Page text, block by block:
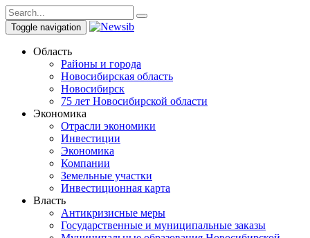
Toggle navigation
Область
Районы и города
Новосибирская область
Новосибирск
75 лет Новосибирской области
Экономика
Отрасли экономики
Инвестиции
Экономика
Компании
Земельные участки
Инвестиционная карта
Власть
Антикризисные меры
Государственные и муниципальные заказы